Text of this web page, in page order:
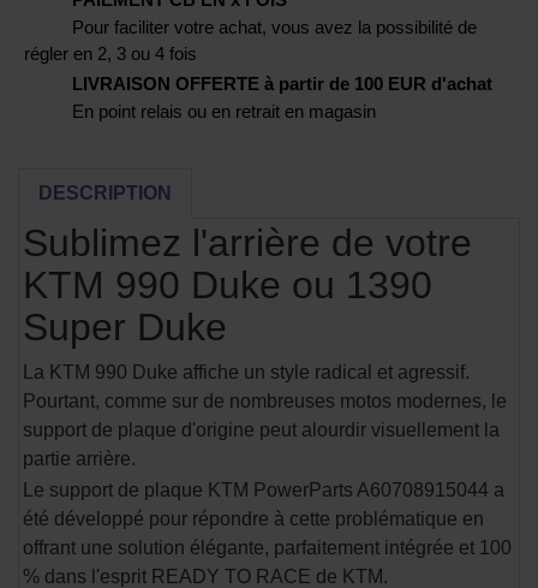
Pour faciliter votre achat, vous avez la possibilité de
régler en 2, 3 ou 4 fois
LIVRAISON OFFERTE à partir de 100 EUR d'achat
En point relais ou en retrait en magasin
DESCRIPTION
Sublimez l'arrière de votre
KTM 990 Duke ou 1390
Super Duke
La KTM 990 Duke affiche un style radical et agressif.
Pourtant, comme sur de nombreuses motos modernes, le
support de plaque d'origine peut alourdir visuellement la
partie arrière.
Le support de plaque KTM PowerParts A60708915044 a
été développé pour répondre à cette problématique en
offrant une solution élégante, parfaitement intégrée et 100
% dans l'esprit READY TO RACE de KTM.